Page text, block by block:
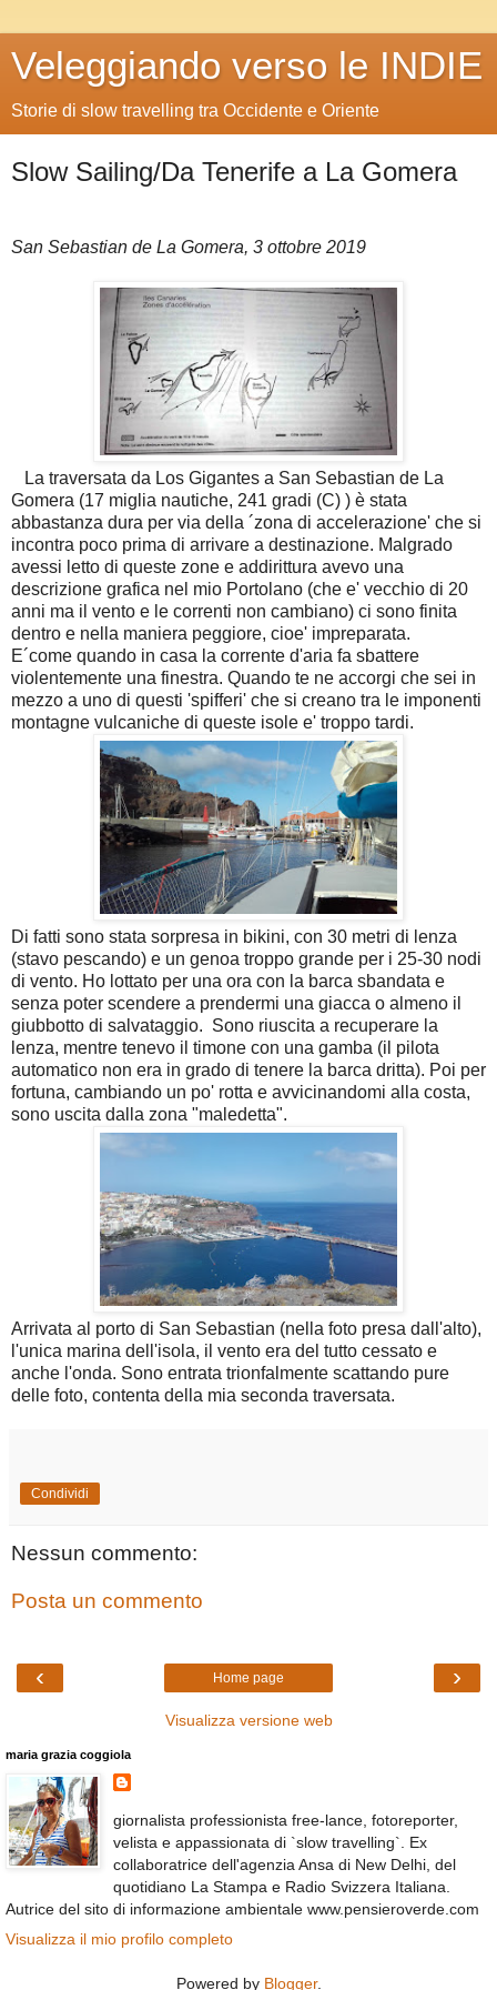
Veleggiando verso le INDIE
Storie di slow travelling tra Occidente e Oriente
Slow Sailing/Da Tenerife a La Gomera
San Sebastian de La Gomera, 3 ottobre 2019
La traversata da Los Gigantes a San Sebastian de La
Gomera (17 miglia nautiche, 241 gradi (C) ) è stata
abbastanza dura per via della ´zona di accelerazione' che si
incontra poco prima di arrivare a destinazione. Malgrado
avessi letto di queste zone e addirittura avevo una
descrizione grafica nel mio Portolano (che e' vecchio di 20
anni ma il vento e le correnti non cambiano) ci sono finita
dentro e nella maniera peggiore, cioe' impreparata.
E´come quando in casa la corrente d'aria fa sbattere
violentemente una finestra. Quando te ne accorgi che sei in
mezzo a uno di questi 'spifferi' che si creano tra le imponenti
montagne vulcaniche di queste isole e' troppo tardi.
Di fatti sono stata sorpresa in bikini, con 30 metri di lenza
(stavo pescando) e un genoa troppo grande per i 25-30 nodi
di vento. Ho lottato per una ora con la barca sbandata e
senza poter scendere a prendermi una giacca o almeno il
giubbotto di salvataggio. Sono riuscita a recuperare la
lenza, mentre tenevo il timone con una gamba (il pilota
automatico non era in grado di tenere la barca dritta). Poi per
fortuna, cambiando un po' rotta e avvicinandomi alla costa,
sono uscita dalla zona "maledetta".
Arrivata al porto di San Sebastian (nella foto presa dall'alto),
l'unica marina dell'isola, il vento era del tutto cessato e
anche l'onda. Sono entrata trionfalmente scattando pure
delle foto, contenta della mia seconda traversata.
Condividi
Nessun commento:
Posta un commento
‹ ›
Home page
Visualizza versione web
maria grazia coggiola
giornalista professionista free-lance, fotoreporter,
velista e appassionata di `slow travelling`. Ex
collaboratrice dell'agenzia Ansa di New Delhi, del
quotidiano La Stampa e Radio Svizzera Italiana.
Autrice del sito di informazione ambientale www.pensieroverde.com
Visualizza il mio profilo completo
Powered by Blogger.